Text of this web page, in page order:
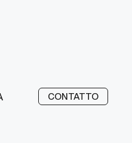
CONTATTO